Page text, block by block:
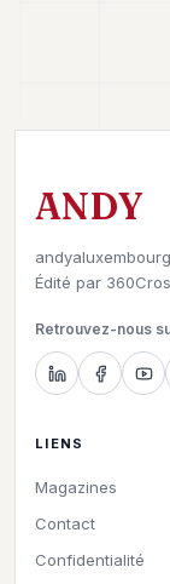
ANDY
Édité par
Retrouvez-nous
LIENS
Magazines
Contact
Confidentialité